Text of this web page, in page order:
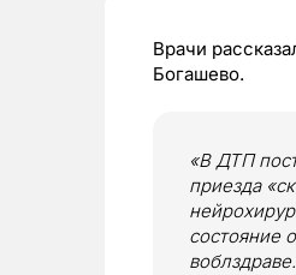
Врачи
Богашево.
«В ДТП
приезда
состояние
воблздраве.